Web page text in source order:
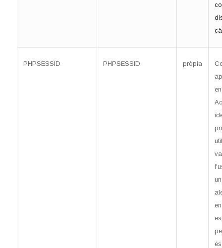
PHPSESSID PHPSESSID pròpia